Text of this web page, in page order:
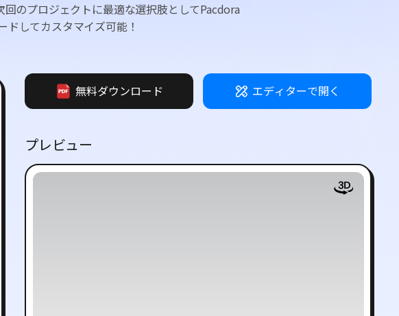
のプロジェクトに最適な選択肢としてPacdora
してカスタマイズ可能！
無料ダウンロード エディターで開く
プレビュー